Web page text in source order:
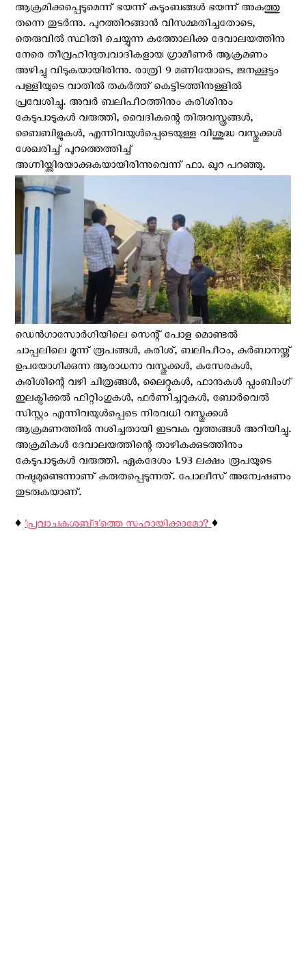
ആക്രമിക്കപ്പെടുമെന്ന് ഭയന്ന് കുടുംബങ്ങൾ ഭയന്ന് അകത്തു
തന്നെ തുടർന്നു. പുറത്തിറങ്ങാൻ വിസമ്മതിച്ചതോടെ,
തെരുവിൽ സ്ഥിതി ചെയ്യുന്ന കത്തോലിക്ക ദേവാലയത്തിനു
നേരെ തീവ്രഹിന്ദുത്വവാദികളായ ഗ്രാമീണര്‍ ആക്രമണം
അഴിച്ചു വിടുകയായിരിന്നു. രാത്രി 9 മണിയോടെ, ജനക്കൂട്ടം
പള്ളിയുടെ വാതിൽ തകർത്ത് കെട്ടിടത്തിനുള്ളിൽ
പ്രവേശിച്ചു. അവർ ബലിപീഠത്തിനും കുരിശിനും
കേടുപാടുകൾ വരുത്തി, വൈദികന്റെ തിരുവസ്ത്രങ്ങൾ,
ബൈബിളുകൾ, എന്നിവയുൾപ്പെടെയുള്ള വിശുദ്ധ വസ്തുക്കൾ
ശേഖരിച്ച് പുറത്തെത്തിച്ച്
അഗ്നിയ്ക്കിരയാക്കുകയായിരിന്നുവെന്ന് ഫാ. ഖുറ പറഞ്ഞു.
ഡെൻഗാസോർഗിയിലെ സെന്റ് പോള മൊണ്ടൽ
ചാപ്പലിലെ മൂന്ന് രൂപങ്ങള്‍, കുരിശ്, ബലിപീഠം, കുർബാനയ്ക്ക്
ഉപയോഗിക്കുന്ന ആരാധനാ വസ്തുക്കൾ, കസേരകൾ,
കുരിശിന്റെ വഴി ചിത്രങ്ങള്‍, ലൈറ്റുകൾ, ഫാനുകൾ പ്ലംബിംഗ്
ഇലക്ട്രിക്കൽ ഫിറ്റിംഗുകൾ, ഫർണിച്ചറുകൾ, ബോർവെൽ
സിസ്റ്റം എന്നിവയുൾപ്പെടെ നിരവധി വസ്തുക്കൾ
ആക്രമണത്തിൽ നശിച്ചതായി ഇടവക വൃത്തങ്ങൾ അറിയിച്ചു.
അക്രമികൾ ദേവാലയത്തിന്റെ താഴികക്കുടത്തിനും
കേടുപാടുകൾ വരുത്തി. ഏകദേശം 1.93 ലക്ഷം രൂപയുടെ
നഷ്ടമുണ്ടെന്നാണ് കരുതപ്പെടുന്നത്. പോലീസ് അന്വേഷണം
തുടരുകയാണ്.
♦️ 'പ്രവാചകശബ്‌ദ'ത്തെ സഹായിക്കാമോ?♦️